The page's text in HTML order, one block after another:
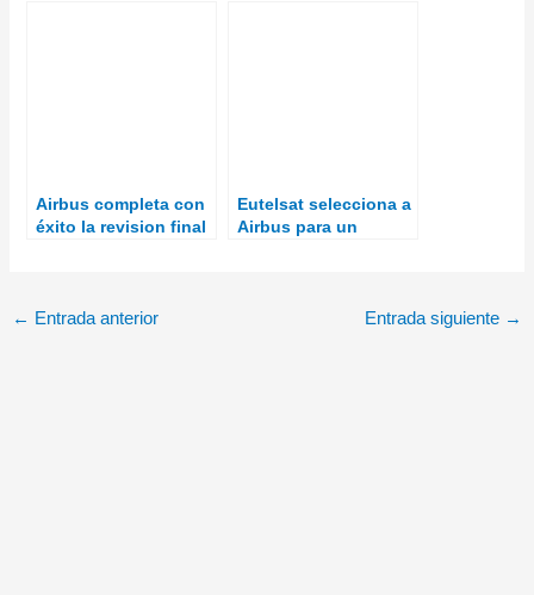
Airbus completa con
éxito la revision final
Eutelsat selecciona a
Airbus para un
← Entrada anterior Entrada siguiente →